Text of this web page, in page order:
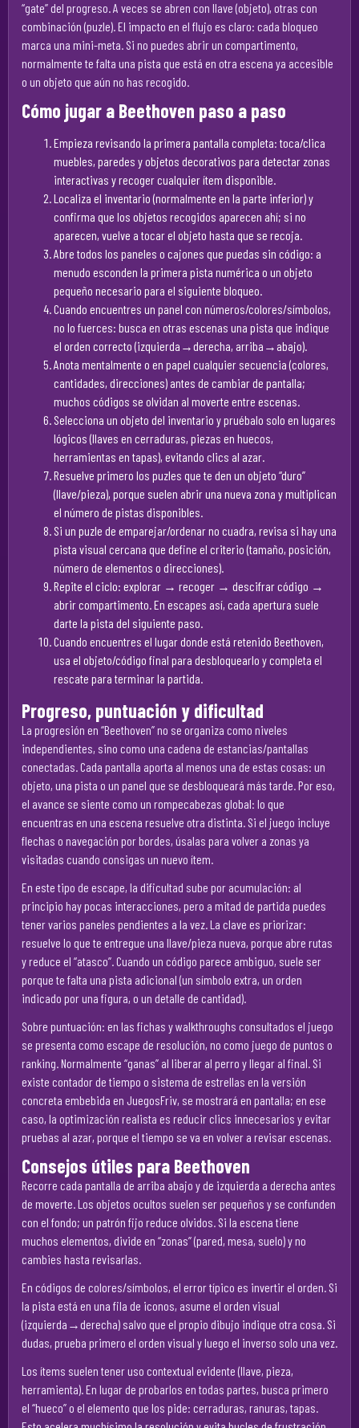
“gate” del progreso. A veces se abren con llave (objeto), otras con
combinación (puzle). El impacto en el flujo es claro: cada bloqueo
marca una mini-meta. Si no puedes abrir un compartimento,
normalmente te falta una pista que está en otra escena ya accesible
o un objeto que aún no has recogido.
Cómo jugar a Beethoven paso a paso
Empieza revisando la primera pantalla completa: toca/clica
muebles, paredes y objetos decorativos para detectar zonas
interactivas y recoger cualquier ítem disponible.
Localiza el inventario (normalmente en la parte inferior) y
confirma que los objetos recogidos aparecen ahí; si no
aparecen, vuelve a tocar el objeto hasta que se recoja.
Abre todos los paneles o cajones que puedas sin código: a
menudo esconden la primera pista numérica o un objeto
pequeño necesario para el siguiente bloqueo.
Cuando encuentres un panel con números/colores/símbolos,
no lo fuerces: busca en otras escenas una pista que indique
el orden correcto (izquierda→derecha, arriba→abajo).
Anota mentalmente o en papel cualquier secuencia (colores,
cantidades, direcciones) antes de cambiar de pantalla;
muchos códigos se olvidan al moverte entre escenas.
Selecciona un objeto del inventario y pruébalo solo en lugares
lógicos (llaves en cerraduras, piezas en huecos,
herramientas en tapas), evitando clics al azar.
Resuelve primero los puzles que te den un objeto “duro”
(llave/pieza), porque suelen abrir una nueva zona y multiplican
el número de pistas disponibles.
Si un puzle de emparejar/ordenar no cuadra, revisa si hay una
pista visual cercana que define el criterio (tamaño, posición,
número de elementos o direcciones).
Repite el ciclo: explorar → recoger → descifrar código →
abrir compartimento. En escapes así, cada apertura suele
darte la pista del siguiente paso.
Cuando encuentres el lugar donde está retenido Beethoven,
usa el objeto/código final para desbloquearlo y completa el
rescate para terminar la partida.
Progreso, puntuación y dificultad
La progresión en “Beethoven” no se organiza como niveles
independientes, sino como una cadena de estancias/pantallas
conectadas. Cada pantalla aporta al menos una de estas cosas: un
objeto, una pista o un panel que se desbloqueará más tarde. Por eso,
el avance se siente como un rompecabezas global: lo que
encuentras en una escena resuelve otra distinta. Si el juego incluye
flechas o navegación por bordes, úsalas para volver a zonas ya
visitadas cuando consigas un nuevo ítem.
En este tipo de escape, la dificultad sube por acumulación: al
principio hay pocas interacciones, pero a mitad de partida puedes
tener varios paneles pendientes a la vez. La clave es priorizar:
resuelve lo que te entregue una llave/pieza nueva, porque abre rutas
y reduce el “atasco”. Cuando un código parece ambiguo, suele ser
porque te falta una pista adicional (un símbolo extra, un orden
indicado por una figura, o un detalle de cantidad).
Sobre puntuación: en las fichas y walkthroughs consultados el juego
se presenta como escape de resolución, no como juego de puntos o
ranking. Normalmente “ganas” al liberar al perro y llegar al final. Si
existe contador de tiempo o sistema de estrellas en la versión
concreta embebida en JuegosFriv, se mostrará en pantalla; en ese
caso, la optimización realista es reducir clics innecesarios y evitar
pruebas al azar, porque el tiempo se va en volver a revisar escenas.
Consejos útiles para Beethoven
Recorre cada pantalla de arriba abajo y de izquierda a derecha antes
de moverte. Los objetos ocultos suelen ser pequeños y se confunden
con el fondo; un patrón fijo reduce olvidos. Si la escena tiene
muchos elementos, divide en “zonas” (pared, mesa, suelo) y no
cambies hasta revisarlas.
En códigos de colores/símbolos, el error típico es invertir el orden. Si
la pista está en una fila de iconos, asume el orden visual
(izquierda→derecha) salvo que el propio dibujo indique otra cosa. Si
dudas, prueba primero el orden visual y luego el inverso solo una vez.
Los ítems suelen tener uso contextual evidente (llave, pieza,
herramienta). En lugar de probarlos en todas partes, busca primero
el “hueco” o el elemento que los pide: cerraduras, ranuras, tapas.